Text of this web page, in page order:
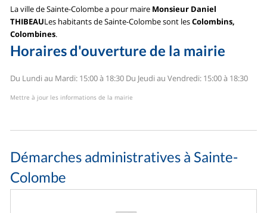
La ville de Sainte-Colombe a pour maire Monsieur Daniel
THIBEAULes habitants de Sainte-Colombe sont lesColombins,
Colombines.
Horaires d'ouverture de la mairie
Du Lundi au Mardi: 15:00 à 18:30 Du Jeudi au Vendredi: 15:00 à 18:30
Mettre à jour les informations de la mairie
Démarches administratives à Sainte-
Colombe